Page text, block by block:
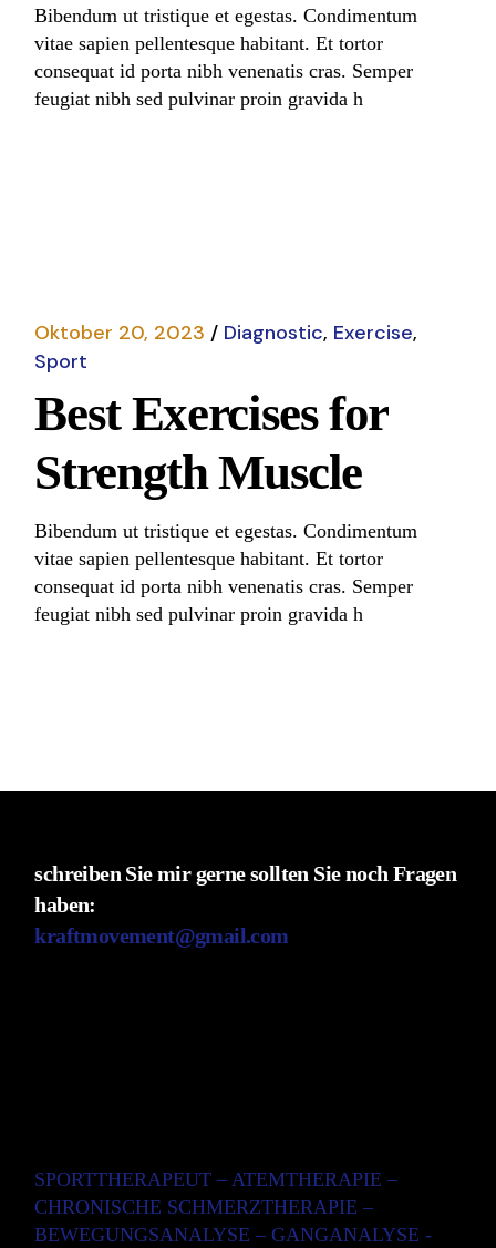
Bibendum ut tristique et egestas. Condimentum
vitae sapien pellentesque habitant. Et tortor
consequat id porta nibh venenatis cras. Semper
feugiat nibh sed pulvinar proin gravida h
Oktober 20, 2023 Diagnostic Exercise
Sport
Best Exercises for
Strength Muscle
Bibendum ut tristique et egestas. Condimentum
vitae sapien pellentesque habitant. Et tortor
consequat id porta nibh venenatis cras. Semper
feugiat nibh sed pulvinar proin gravida h
schreiben Sie mir gerne sollten Sie noch Fragen
haben:
kraftmovement@gmail.com
SPORTTHERAPEUT – ATEMTHERAPIE –
CHRONISCHE SCHMERZTHERAPIE –
BEWEGUNGSANALYSE – GANGANALYSE -